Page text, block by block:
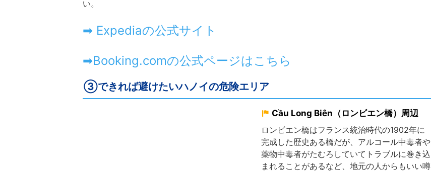
い。
➡ Expediaの公式サイト
➡Booking.comの公式ページはこちら
③できれば避けたいハノイの危険エリア
Cầu Long Biên（ロンビエン橋）周辺
ロンビエン橋はフランス統治時代の1902年に
完成した歴史ある橋だが、アルコール中毒者や
薬物中毒者がたむろしていてトラブルに巻き込
まれることがあるなど、地元の人からもいい噂